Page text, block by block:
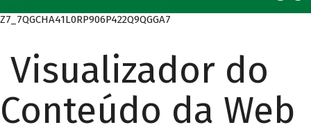
Z7_7QGCHA41L0RP906P422Q9QGGA7
Visualizador do
Conteúdo da Web